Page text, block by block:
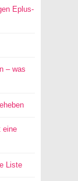
Eplus-
– was
eine
Liste